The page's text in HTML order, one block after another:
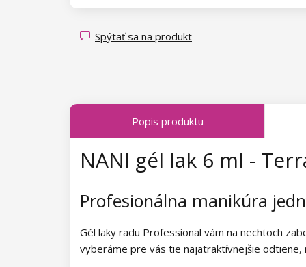
Kolekcia Luminous Legends
Kolekcia Transparent Sparkle
Kolekcia Tropical Fiesta
Kolekcia Charm Lady
Kolekcia Wild West
Spýtať sa na produkt
Popis produktu
NANI gél lak 6 ml -
Profesionálna manikúra
Gél laky radu Professional vám na nechtoch
vyberáme pre vás tie najatraktívnejšie odtiene,